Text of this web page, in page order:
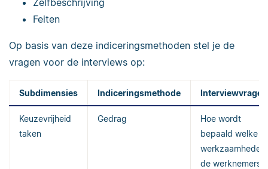
Zelfbeschrijving
Feiten
Op basis van deze indiceringsmethoden stel je de
vragen voor de interviews op:
Subdimensies Indiceringsmethode
Keuzevrijheid
taken
Gedrag
Hoe wordt
bepaald welke
werkzaamheden
de werknemers